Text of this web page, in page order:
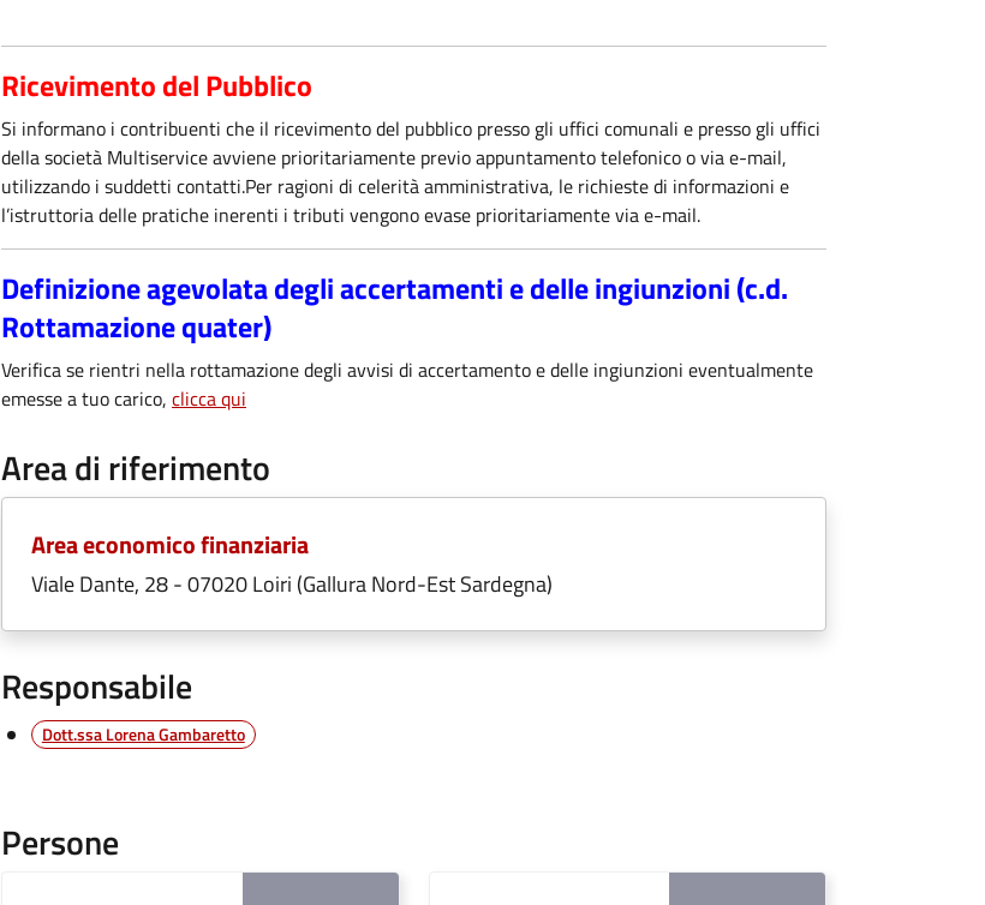
Ricevimento del Pubblico
Si informano i contribuenti che il ricevimento del pubblico presso gli uffici comunali e presso gli uffici
della società Multiservice avviene prioritariamente previo appuntamento telefonico o via e-mail,
utilizzando i suddetti contatti.Per ragioni di celerità amministrativa, le richieste di informazioni e
l’istruttoria delle pratiche inerenti i tributi vengono evase prioritariamente via e-mail.
Definizione agevolata degli accertamenti e delle ingiunzioni (c.d.
Rottamazione quater)
Verifica se rientri nella rottamazione degli avvisi di accertamento e delle ingiunzioni eventualmente
emesse a tuo carico, clicca qui
Area di riferimento
Area economico finanziaria
Viale Dante, 28 - 07020 Loiri (Gallura Nord-Est Sardegna)
Responsabile
Dott.ssa Lorena Gambaretto
Persone